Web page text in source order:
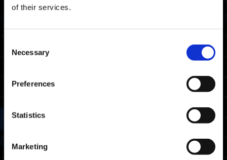
of their services.
Selection
Necessary
Preferences
Statistics
Marketing